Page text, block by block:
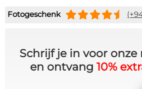
Fotogeschenk
Schrijf je in voor
en ontvang 10%